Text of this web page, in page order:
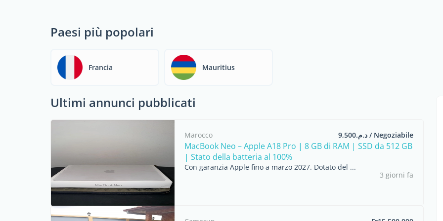
Paesi più popolari
Francia Mauritius
Ultimi annunci pubblicati
Marocco د.م.9,500 / Negoziabile
MacBook Neo – Apple A18 Pro | 8 GB di RAM | SSD da 512 GB
| Stato della batteria al 100%
Con garanzia Apple fino a marzo 2027. Dotato del ...
3 giorni fa